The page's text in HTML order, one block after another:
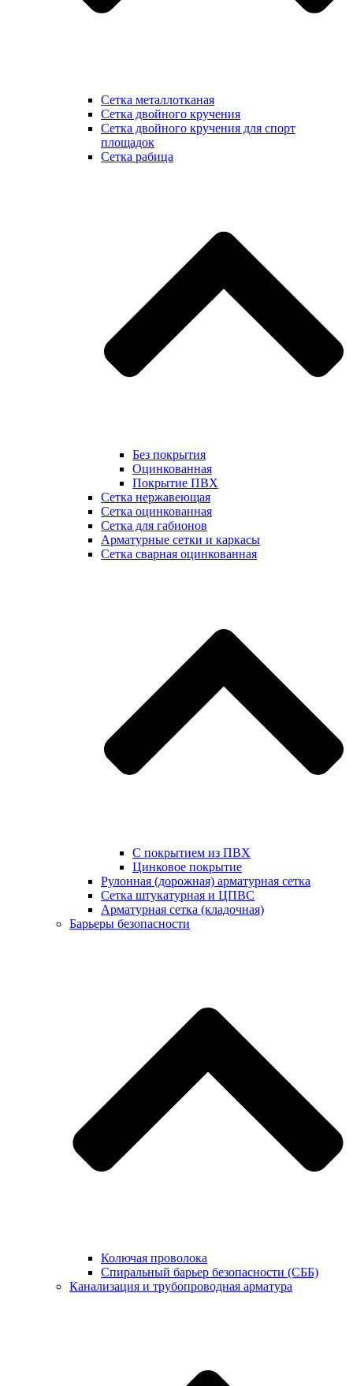
Сетка металлотканая
Сетка двойного кручения
Сетка двойного кручения для спорт
площадок
Сетка рабица
Без покрытия
Оцинкованная
Покрытие ПВХ
Сетка нержавеющая
Сетка оцинкованная
Сетка для габионов
Арматурные сетки и каркасы
Сетка сварная оцинкованная
С покрытием из ПВХ
Цинковое покрытие
Рулонная (дорожная) арматурная сетка
Сетка штукатурная и ЦПВС
Арматурная сетка (кладочная)
Барьеры безопасности
Колючая проволока
Спиральный барьер безопасности (СББ)
Канализация и трубопроводная арматура